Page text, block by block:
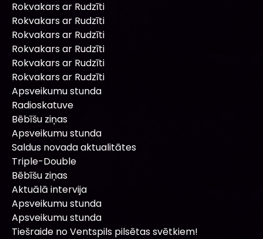
Rokvakars ar Rudzīti
Rokvakars ar Rudzīti
Rokvakars ar Rudzīti
Rokvakars ar Rudzīti
Rokvakars ar Rudzīti
Rokvakars ar Rudzīti
Apsveikumu stunda
Radioskatuve
Bēbīšu ziņas
Apsveikumu stunda
Saldus novada aktualitātes
Triple-Double
Bēbīšu ziņas
Aktuālā intervija
Apsveikumu stunda
Apsveikumu stunda
Tiešraide no Ventspils pilsētas svētkiem!